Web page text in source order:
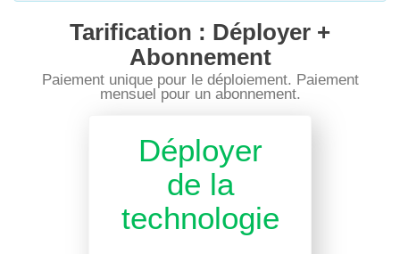
Tarification : Déployer +
Abonnement
Paiement unique pour le déploiement. Paiement
mensuel pour un abonnement.
Déployer
de la
technologie